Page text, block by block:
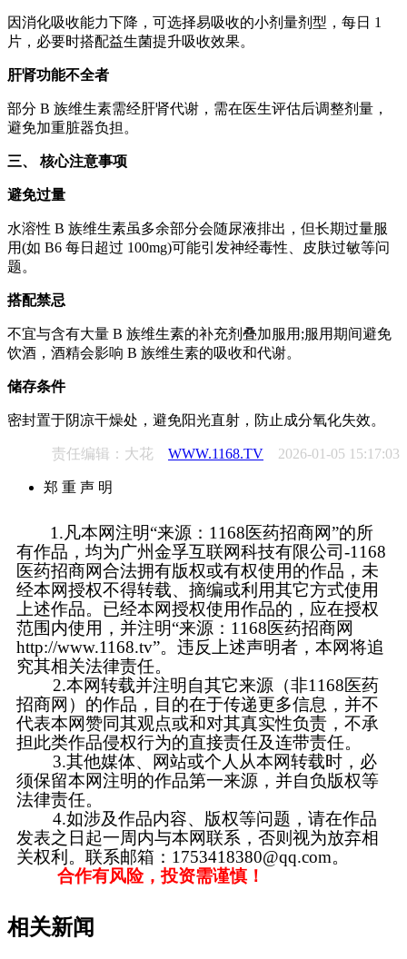
因消化吸收能力下降，可选择易吸收的小剂量剂型，每日 1
片，必要时搭配益生菌提升吸收效果。
肝肾功能不全者
部分 B 族维生素需经肝肾代谢，需在医生评估后调整剂量，
避免加重脏器负担。
三、 核心注意事项
避免过量
水溶性 B 族维生素虽多余部分会随尿液排出，但长期过量服
用(如 B6 每日超过 100mg)可能引发神经毒性、皮肤过敏等问
题。
搭配禁忌
不宜与含有大量 B 族维生素的补充剂叠加服用;服用期间避免
饮酒，酒精会影响 B 族维生素的吸收和代谢。
储存条件
密封置于阴凉干燥处，避免阳光直射，防止成分氧化失效。
责任编辑：大花 WWW.1168.TV 2026-01-05 15:17:03
郑 重 声 明
1.凡本网注明“来源：1168医药招商网”的所
有作品，均为广州金孚互联网科技有限公司-1168
医药招商网合法拥有版权或有权使用的作品，未
经本网授权不得转载、摘编或利用其它方式使用
上述作品。已经本网授权使用作品的，应在授权
范围内使用，并注明“来源：1168医药招商网
http://www.1168.tv”。违反上述声明者，本网将追
究其相关法律责任。
2.本网转载并注明自其它来源（非1168医药
招商网）的作品，目的在于传递更多信息，并不
代表本网赞同其观点或和对其真实性负责，不承
担此类作品侵权行为的直接责任及连带责任。
3.其他媒体、网站或个人从本网转载时，必
须保留本网注明的作品第一来源，并自负版权等
法律责任。
4.如涉及作品内容、版权等问题，请在作品
发表之日起一周内与本网联系，否则视为放弃相
关权利。联系邮箱：1753418380@qq.com。
合作有风险，投资需谨慎！
相关新闻